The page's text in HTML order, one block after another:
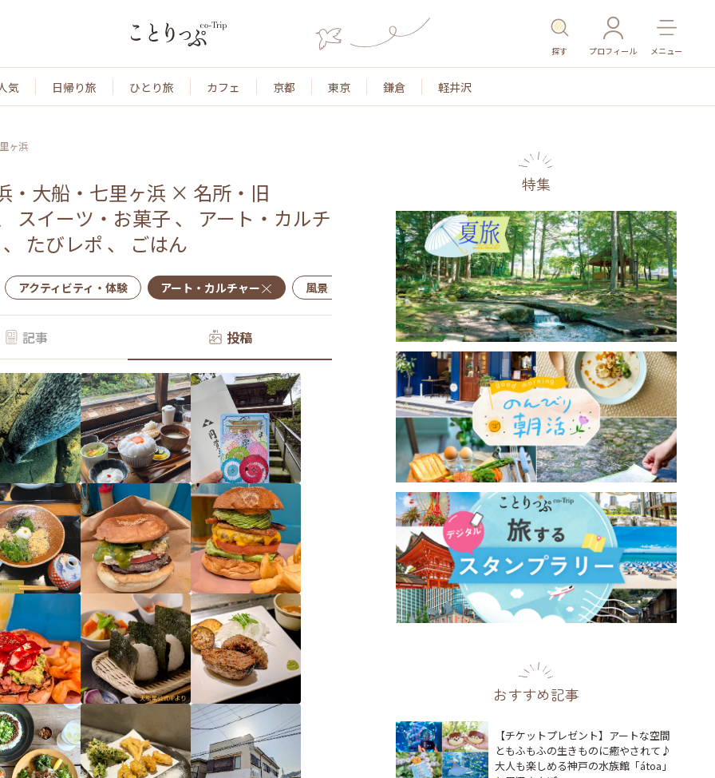
探す プロフィール メニュー
気 日帰り旅 ひとり旅 カフェ 京都 東京 鎌倉 軽井沢
ヶ浜
・大船・七里ヶ浜 × 名所・旧
スイーツ・お菓子 、 アート・カルチ
、 たびレポ 、 ごはん
アクティビティ・体験 アート・カルチャー 風景・景色 名所・旧跡 温泉・スパ その他施設
記事 投稿
特集
おすすめ記事
【チケットプレゼント】アートな空間
ともふもふの生きものに癒やされて♪
大人も楽しめる神戸の水族館「átoa」